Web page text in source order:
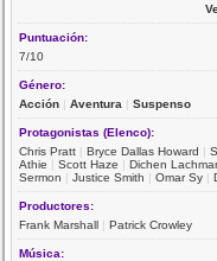
Puntuación:
7/10
Género:
Acción |Aventura |Suspenso
Protagonistas (Elenco):
Chris Pratt |Bryce Dallas Howard |
Athie |Scott Haze |Dichen
Sermon |Justice Smith |Omar Sy |
Productores:
Frank Marshall |Patrick Crowley
Música: